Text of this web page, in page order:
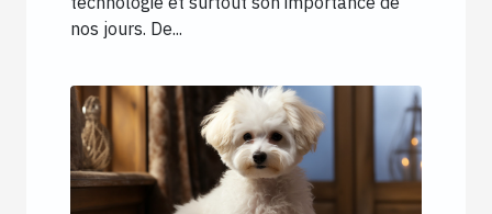
nos jours. De...